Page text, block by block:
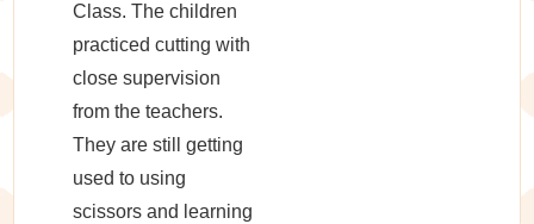
Class. The children
practiced cutting with
close supervision
from the teachers.
They are still getting
used to using
scissors and learning